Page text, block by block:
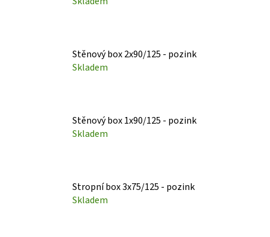
Stěnový box 2x90/125 - pozink
Skladem
Stěnový box 1x90/125 - pozink
Skladem
Stropní box 3x75/125 - pozink
Skladem